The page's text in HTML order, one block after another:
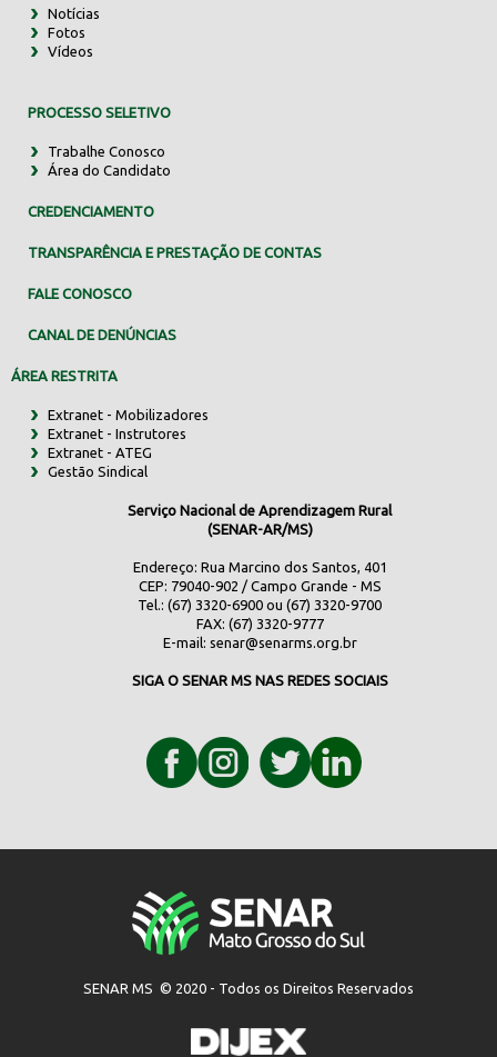
Notícias
Fotos
Vídeos
PROCESSO SELETIVO
Trabalhe Conosco
Área do Candidato
CREDENCIAMENTO
TRANSPARÊNCIA E PRESTAÇÃO DE CONTAS
FALE CONOSCO
CANAL DE DENÚNCIAS
ÁREA RESTRITA
Extranet - Mobilizadores
Extranet - Instrutores
Extranet - ATEG
Gestão Sindical
Serviço Nacional de Aprendizagem Rural
(SENAR-AR/MS)
Endereço: Rua Marcino dos Santos, 401
CEP: 79040-902 / Campo Grande - MS
Tel.: (67) 3320-6900 ou (67) 3320-9700
FAX: (67) 3320-9777
E-mail: senar@senarms.org.br
SIGA O SENAR MS NAS REDES SOCIAIS
SENAR MS © 2020 - Todos os Direitos Reservados